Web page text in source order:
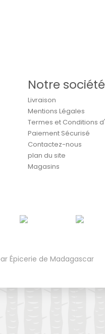
Notre société
Livraison
Mentions Légales
Termes et Conditions
Paiement Sécurisé
Contactez-nous
plan du site
Magasins
Épicerie de Madagascar